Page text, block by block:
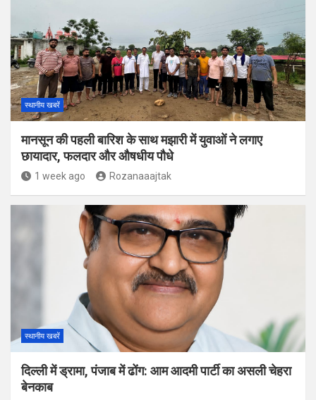
स्थानीय खबरें
मानसून की पहली बारिश के साथ मझारी में युवाओं ने लगाए
छायादार, फलदार और औषधीय पौधे
1 week ago Rozanaaajtak
स्थानीय खबरें
दिल्ली में ड्रामा, पंजाब में ढोंग: आम आदमी पार्टी का असली चेहरा
बेनकाब